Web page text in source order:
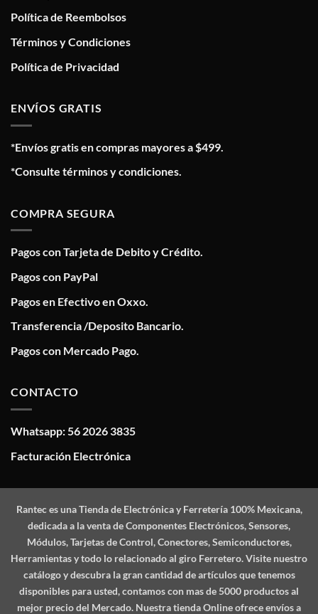
Política de Reembolsos
Términos y Condiciones
Política de Privacidad
ENVÍOS GRATIS
*Envíos gratis en compras mayores a $499.
*Consulte términos y condiciones.
COMPRA SEGURA
Pagos con Tarjeta de Debito y Crédito.
Pagos con PayPal
Pagos en Efectivo en Oxxo.
Transferencia /Deposito Bancario.
Pagos con Mercado Pago.
CONTACTO
Whatsapp: 56 2026 3835
Facturación Electrónica
Ranteces una Tienda de Electrónica y Ferretería 100% Mexicana,
dedicada a la venta de Componentes Electrónicos, Sensores,
Módulos, Tarjetas de Control, Conectores, Semiconductores,
Herramientas y todo lo relacionado al giro Ferretero. Visite nuestro
catálogo y descubra la gran cantidad de artículos que tenemos
disponibles para usted, contamos con mas de 5000 productos al
mejor precio del Mercado. Nuestra tienda Online ofrece envíos a